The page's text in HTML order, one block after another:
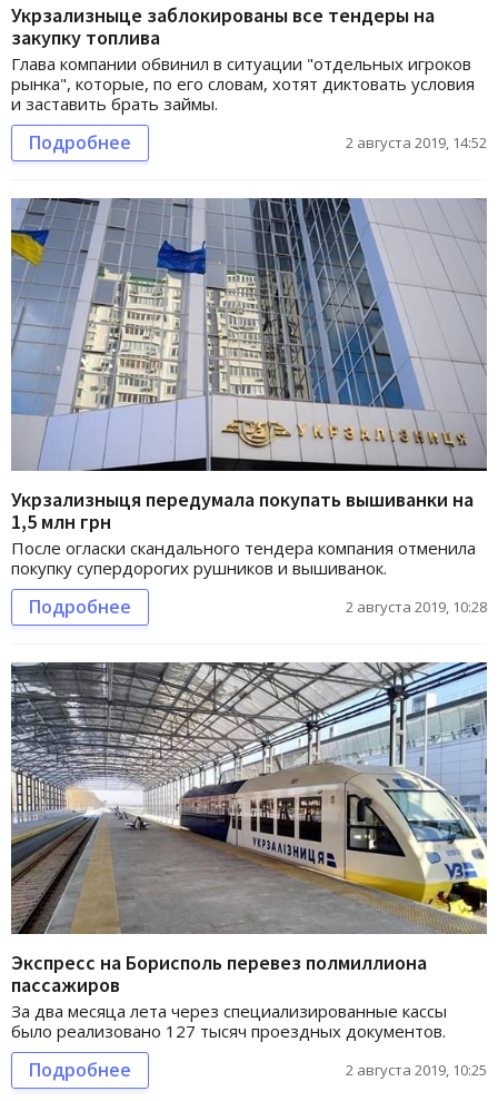
Укрзализныце заблокированы все тендеры на
закупку топлива
Глава компании обвинил в ситуации "отдельных игроков
рынка", которые, по его словам, хотят диктовать условия
и заставить брать займы.
Подробнее 2 августа 2019, 14:52
Укрзализныця передумала покупать вышиванки на
1,5 млн грн
После огласки скандального тендера компания отменила
покупку супердорогих рушников и вышиванок.
Подробнее 2 августа 2019, 10:28
Экспресс на Борисполь перевез полмиллиона
пассажиров
За два месяца лета через специализированные кассы
было реализовано 127 тысяч проездных документов.
Подробнее 2 августа 2019, 10:25